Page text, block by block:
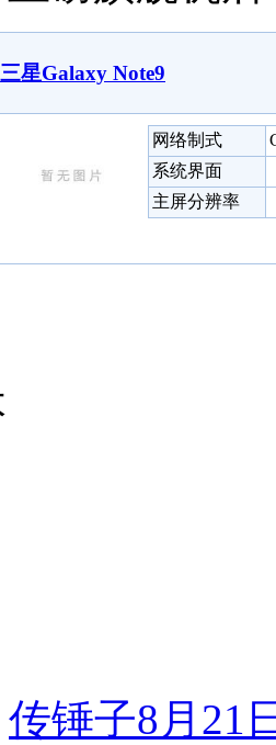
三星Galaxy Note9
网络制式
系统界面
主屏分辨率
传锤子8月21